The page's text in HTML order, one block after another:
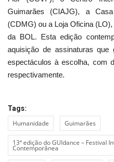
Guimarães (CIAJG), a
(CDMG) ou a Loja Oficina
da BOL. Esta edição
aquisição de assinaturas
espectáculos à escolha, com
respectivamente.
Tags:
Humanidade Guimarães
13ª edição do GUIdance – Festival
Contemporânea